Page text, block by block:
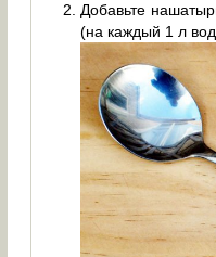
Добавьте
(на каждый 1 л